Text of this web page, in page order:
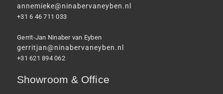
annemieke@ninabervaneyben.nl
+31 6 46 711 033
Gerrit-Jan Ninaber van Eyben
gerritjan@ninabervaneyben.nl
+31 621 894 062
Showroom & Office